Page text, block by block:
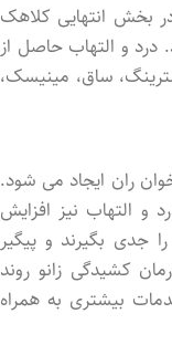
بخش انتهایی کلاهک
درد و التهاب حاصل از
ساق، مینیسک،
ران ایجاد می شود.
و التهاب نیز افزایش
جدی بگیرند و پیگیر
کشیدگی زانو روند
بیشتری به همراه